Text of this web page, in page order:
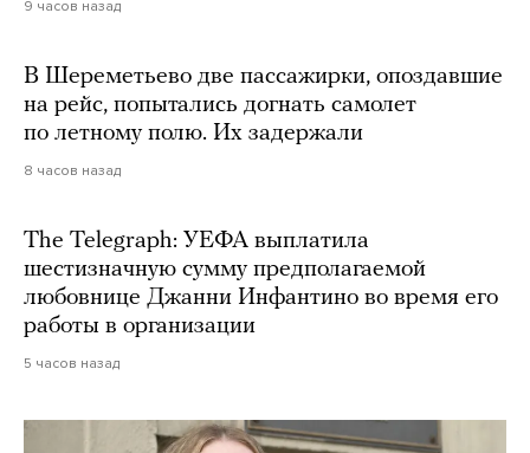
9 часов назад
В Шереметьево две пассажирки, опоздавшие
на рейс, попытались догнать самолет
по летному полю. Их задержали
8 часов назад
The Telegraph: УЕФА выплатила
шестизначную сумму предполагаемой
любовнице Джанни Инфантино во время его
работы в организации
5 часов назад